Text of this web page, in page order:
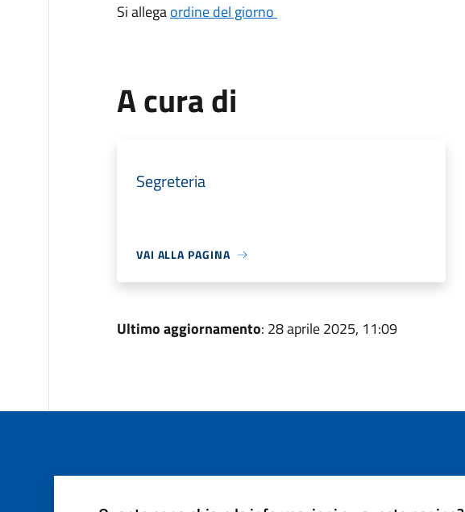
Si allegaordine del giorno
A cura di
Segreteria
VAI ALLA PAGINA
Ultimo aggiornamento: 28 aprile 2025, 11:09